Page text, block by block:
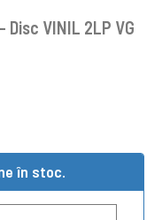
VINIL 2LP VG
în stoc.